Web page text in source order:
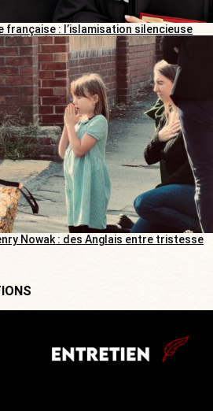
française : l’islamisation silencieuse
Nowak : des Anglais entre tristesse